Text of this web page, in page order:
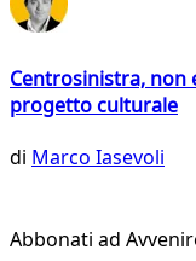
Centrosinistra, non
progetto culturale
di Marco Iasevoli
Abbonati ad